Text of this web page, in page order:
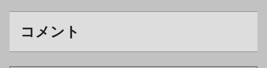
コメント